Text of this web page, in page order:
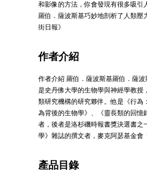
和影像的方法，你會發現有很多吸引
羅伯．薩波斯基巧妙地剖析了人類
街日報》
作者介紹
作者介紹 羅伯．薩波斯基羅伯．薩波
是史丹佛大學的生物學與神經學教授
類研究機構的研究夥伴。他是《行為
為背後的生物學》、《靈長類的回憶
者，後者是洛杉磯時報書獎決選書之
學》雜誌的撰文者，麥克阿瑟基金會
產品目錄